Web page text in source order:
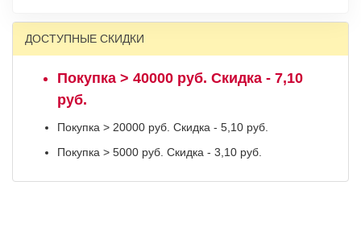
ДОСТУПНЫЕ СКИДКИ
Покупка > 40000 руб. Скидка - 7,10
руб.
Покупка > 20000 руб. Скидка - 5,10 руб.
Покупка > 5000 руб. Скидка - 3,10 руб.